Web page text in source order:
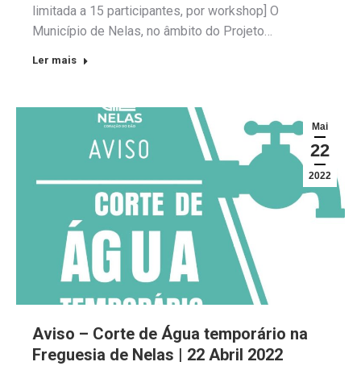
limitada a 15 participantes, por workshop] O
Município de Nelas, no âmbito do Projeto…
Ler mais
Mai
22
2022
Aviso – Corte de Água temporário na
Freguesia de Nelas | 22 Abril 2022